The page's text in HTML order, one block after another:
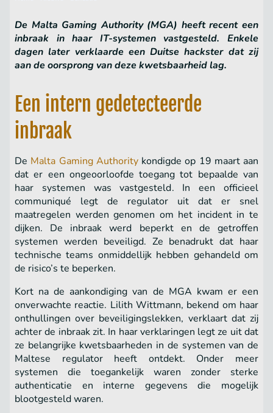
De Malta Gaming Authority (MGA) heeft recent een
inbraak in haar IT-systemen vastgesteld. Enkele
dagen later verklaarde een Duitse hackster dat zij
aan de oorsprong van deze kwetsbaarheid lag.
Een intern gedetecteerde
inbraak
De Malta Gaming Authoritykondigde op 19 maart aan
dat er een ongeoorloofde toegang tot bepaalde van
haar systemen was vastgesteld. In een officieel
communiqué legt de regulator uit dat er snel
maatregelen werden genomen om het incident in te
dijken. De inbraak werd beperkt en de getroffen
systemen werden beveiligd. Ze benadrukt dat haar
technische teams onmiddellijk hebben gehandeld om
de risico’s te beperken.
Kort na de aankondiging van de MGA kwam er een
onverwachte reactie. Lilith Wittmann, bekend om haar
onthullingen over beveiligingslekken, verklaart dat zij
achter de inbraak zit. In haar verklaringen legt ze uit dat
ze belangrijke kwetsbaarheden in de systemen van de
Maltese regulator heeft ontdekt. Onder meer
systemen die toegankelijk waren zonder sterke
authenticatie en interne gegevens die mogelijk
blootgesteld waren.